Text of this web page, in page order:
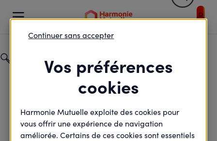

Catégorie
Particuliers
Champ de recherche
Vos préférences
cookies
Harmonie Mutuelle exploite des cookies pour
vous offrir une expérience de navigation
améliorée. Certains de ces cookies sont essentiels
Continuer sans accepter